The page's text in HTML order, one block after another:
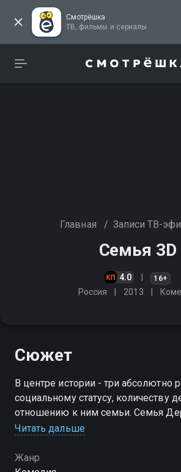
Смотрёшка
ТВ, фильмы и сериалы
Главная / Записи ТВ-
Семья 3D
4.0 16+
Россия 2013
Сюжет
В центре истории - три абсолютно
социальному статусу, количеству
отношению к ним семьи. Семья
среднестатистическая семья со
- семья с хорошим достатком
Читать дальше
Жанр